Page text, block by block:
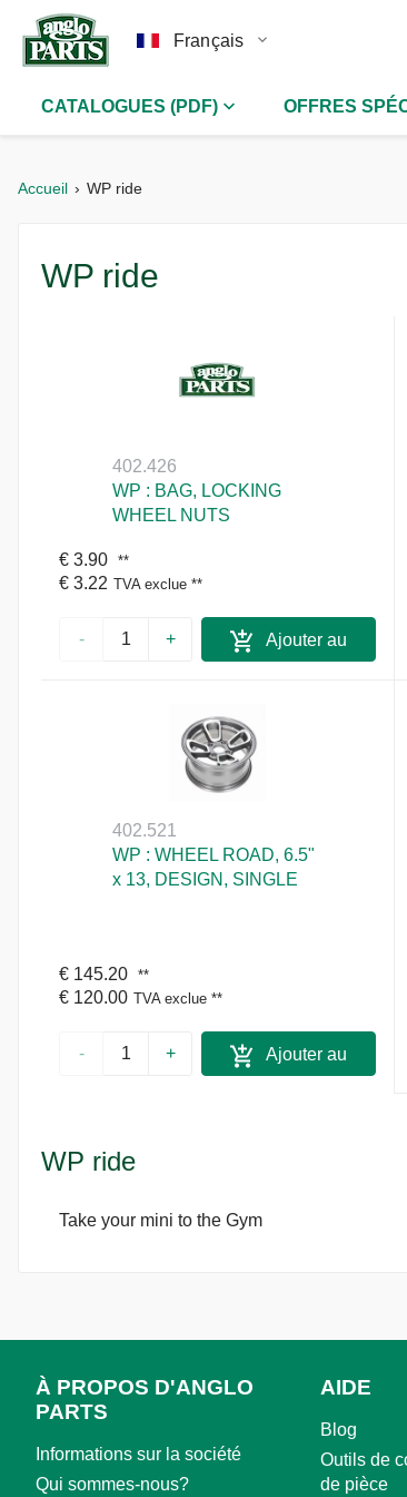
Français
CATALOGUES (PDF) OFFRES
Accueil WP ride
WP ride
402.426
WP : BAG, LOCKING
WHEEL NUTS
€ 3.90 **
€ 3.22 TVA exclue **
- +
Ajouter au
402.521
WP : WHEEL ROAD, 6.5"
x 13, DESIGN, SINGLE
€ 145.20 **
€ 120.00 TVA exclue **
- +
Ajouter au
WP ride
Take your mini to the Gym
À PROPOS D'ANGLO
PARTS
Informations sur la société
Qui sommes-nous?
AIDE
Blog
Outils de
de pièce